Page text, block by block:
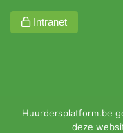
Intranet
Huurdersplatform.be
deze